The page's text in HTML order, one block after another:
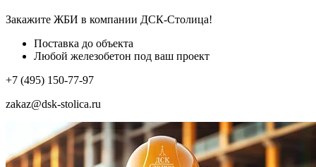
Закажите ЖБИ в компании ДСК-Столица!
Поставка до объекта
Любой железобетон под ваш проект
+7 (495) 150-77-97
zakaz@dsk-stolica.ru